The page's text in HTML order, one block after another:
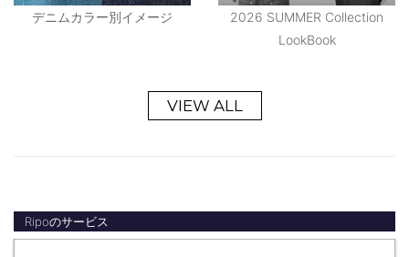
デニムカラー別イメージ
2026 SUMMER Collection
LookBook
VIEW ALL
Ripoのサービス